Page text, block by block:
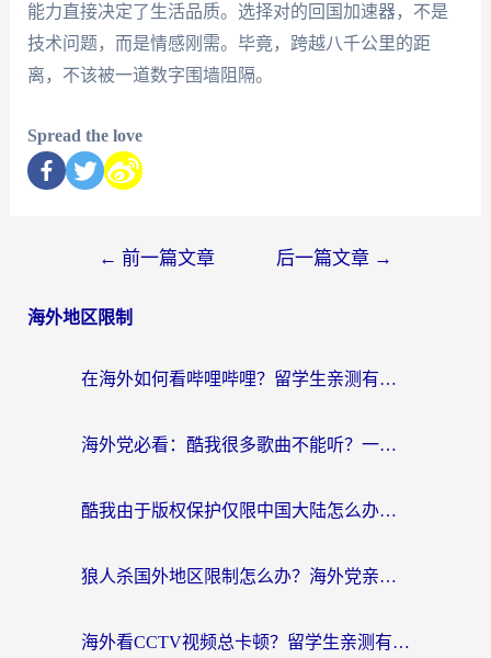
能力直接决定了生活品质。选择对的回国加速器，不是
技术问题，而是情感刚需。毕竟，跨越八千公里的距
离，不该被一道数字围墙阻隔。
Spread the love
← 前一篇文章 后一篇文章 →
海外地区限制
在海外如何看哔哩哔哩？留学生亲测有效的回国加速指南
海外党必看：酷我很多歌曲不能听？一招解决优酷版权限制+B站地域问题！
酷我由于版权保护仅限中国大陆怎么办？海外党亲测有效的解锁指南
狼人杀国外地区限制怎么办？海外党亲测有效的全场景回国加速指南
海外看CCTV视频总卡顿？留学生亲测有效的回国加速器选择指南